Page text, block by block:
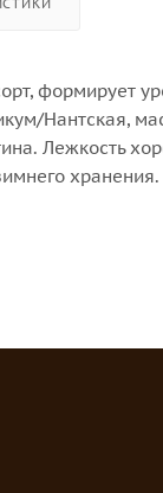
формирует
Нантская,
Лежкость